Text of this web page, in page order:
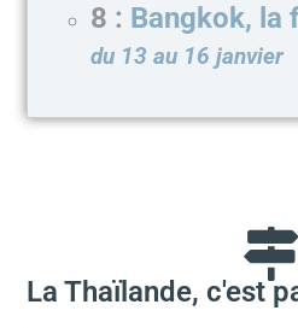
8 : Bangkok, la
du 13 au 16 janvier
La Thaïlande, c'est